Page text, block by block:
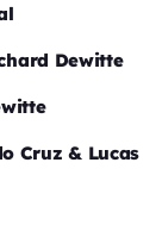
Dewitte
Cruz & Lucas